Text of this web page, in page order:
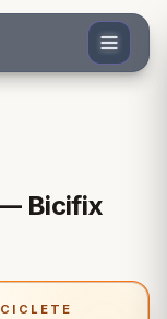
Bicifix